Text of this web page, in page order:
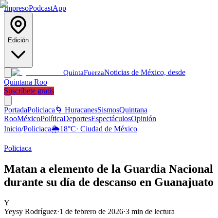
ImpresoPodcastApp
Edición
QuintaFuerzaNoticias de México, desde
Quintana Roo
Suscríbete gratis
PortadaPoliciaca 🌀 HuracanesSismosQuintana
RooMéxicoPolíticaDeportesEspectáculosOpinión
Inicio/Policiaca🌦️18°C· Ciudad de México
Policiaca
Matan a elemento de la Guardia Nacional
durante su día de descanso en Guanajuato
Y
Yeysy Rodríguez·1 de febrero de 2026·3 min de lectura